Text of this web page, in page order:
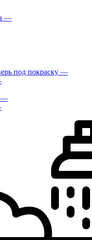
—
под покраску —
—